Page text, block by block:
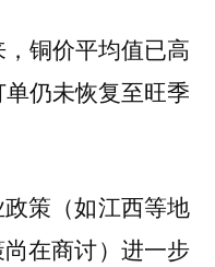
铜价平均值已高
仍未恢复至旺季
策（如江西等地
在商讨）进一步